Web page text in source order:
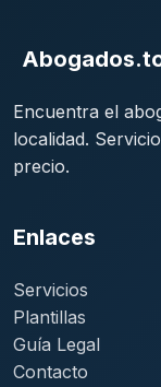
Encuentra el
localidad.
precio.
Enlaces
Servicios
Plantillas
Guía Legal
Contacto